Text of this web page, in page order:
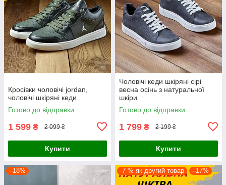
Кросівки чоловічі jordan,
чоловічі шкіряні кеди
Готово до відправки
1 599 ₴ 2 099 ₴
Купити
Чоловічі кеди шкіряні сірі
весна осінь з натуральної
шкіри
Готово до відправки
1 799 ₴ 2 199 ₴
Купити
–18% -7 % як другий товар –17%